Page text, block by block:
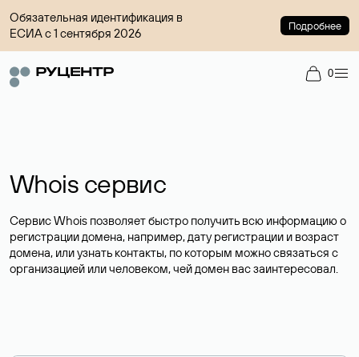
Обязательная идентификация в
ЕСИА с 1 сентября 2026
Подробнее
0
Whois сервис
Сервис Whois позволяет быстро получить всю информацию о
регистрации домена, например, дату регистрации и возраст
домена, или узнать контакты, по которым можно связаться с
организацией или человеком, чей домен вас заинтересовал.